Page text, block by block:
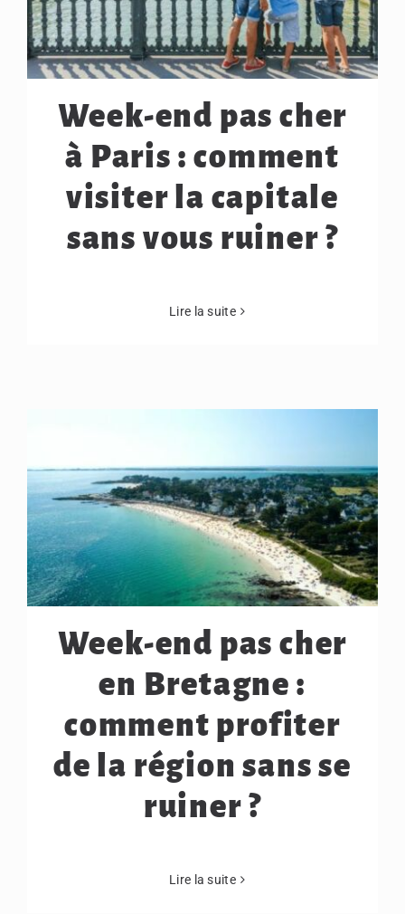
Week-end pas cher
à Paris : comment
visiter la capitale
sans vous ruiner ?
Lire la suite
Week-end pas cher
en Bretagne :
comment profiter
de la région sans se
ruiner ?
Lire la suite